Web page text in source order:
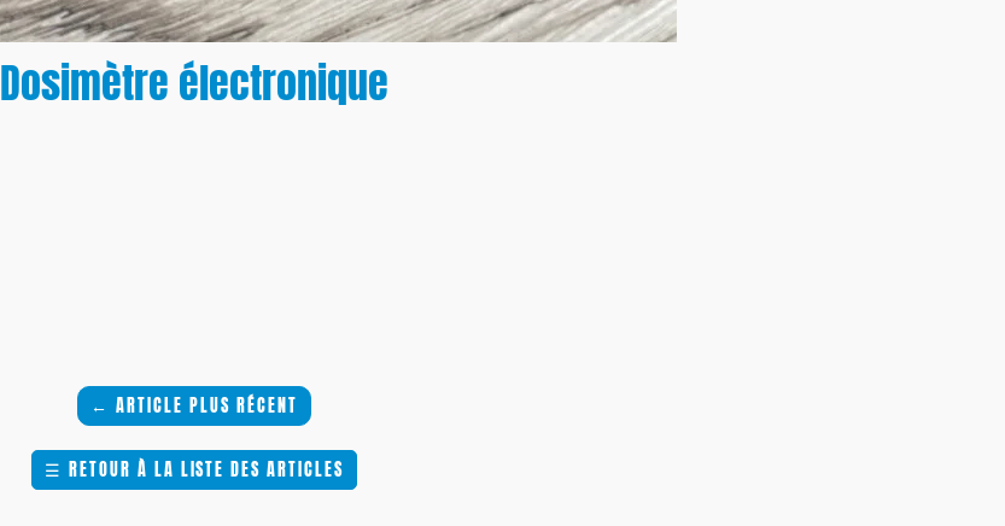
Dosimètre électronique
←ARTICLE PLUS RÉCENT
☰ RETOUR À LA LISTE DES ARTICLES